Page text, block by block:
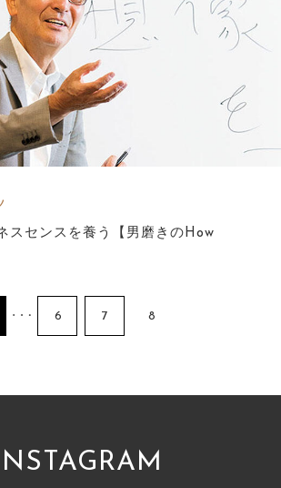
スセンスを養う【男磨きのHow
6 7 8